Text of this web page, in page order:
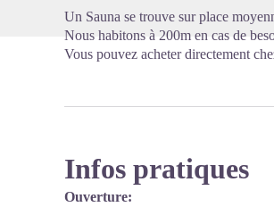
Un Sauna se trouve sur place
Nous habitons à 200m en cas de
Vous pouvez acheter directement
Infos pratiques
Ouverture: